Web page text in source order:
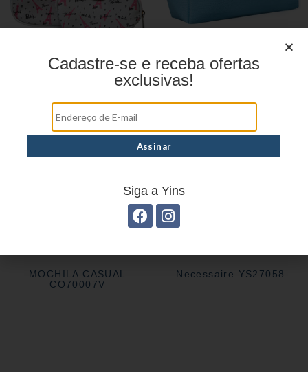
Necessaire YS27085 Necessaire YS27161
MOCHILA CASUAL
CO70007V
Necessaire YS27058
Cadastre-se e receba ofertas
exclusivas!
Siga a Yins